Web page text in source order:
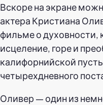
Вскоре на экране
актера Кристиана
фильме о духовности,
исцеление, горе и
калифорнийской
четырехдневного
Оливер — один из